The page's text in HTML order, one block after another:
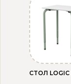
СТОЛ LOGIC